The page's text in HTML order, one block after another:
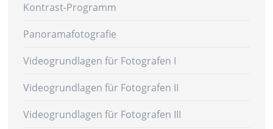
Kontrast-Programm
Panoramafotografie
Videogrundlagen für Fotografen I
Videogrundlagen für Fotografen II
Videogrundlagen für Fotografen III